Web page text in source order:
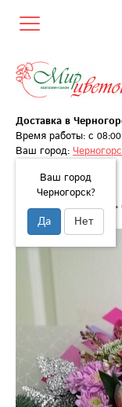
Доставка в
Время работы: с
Ваш город:
Ваш город
Черногорск?
Да Нет
Главная Букеты